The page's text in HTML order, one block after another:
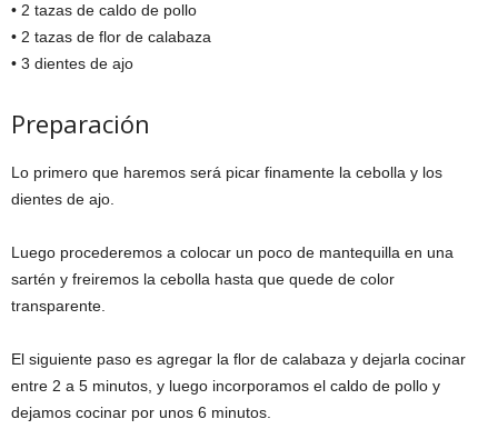
• 2 tazas de caldo de pollo
• 2 tazas de flor de calabaza
• 3 dientes de ajo
Preparación
Lo primero que haremos será picar finamente la cebolla y los
dientes de ajo.
Luego procederemos a colocar un poco de mantequilla en una
sartén y freiremos la cebolla hasta que quede de color
transparente.
El siguiente paso es agregar la flor de calabaza y dejarla cocinar
entre 2 a 5 minutos, y luego incorporamos el caldo de pollo y
dejamos cocinar por unos 6 minutos.